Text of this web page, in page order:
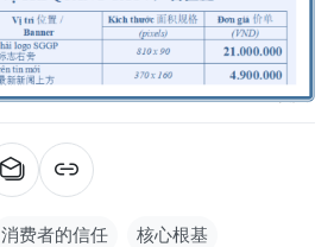
消费者的信任 核心根基